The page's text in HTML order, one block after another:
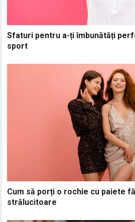
Sfaturi pentru a-ți îmbunătăți
sport
Cum să porți o rochie cu paiete
strălucitoare